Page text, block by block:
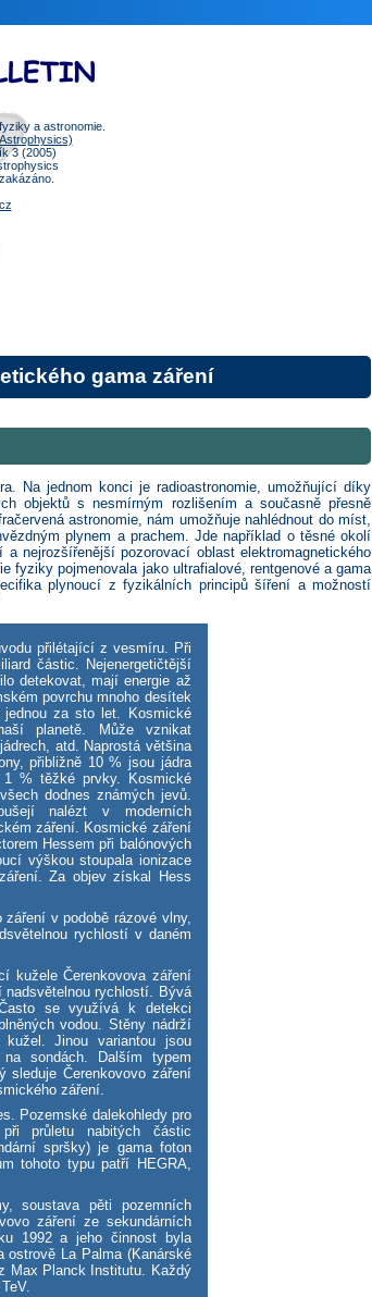
a astronomie.
3 (2005)
gama záření
Na jednom konci je radioastronomie, umožňující díky
objektů s nesmírným rozlišením a současně přesně
astronomie, nám umožňuje nahlédnout do míst,
plynem a prachem. Jde například o těsné okolí
nejrozšířenější pozorovací oblast elektromagnetického
fyziky pojmenovala jako ultrafialové, rentgenové a gama
plynoucí z fyzikálních principů šíření a možností
přilétající z vesmíru. Při
částic. Nejenergetičtější
detekovat, mají energie až
povrchu mnoho desítek
za sto let. Kosmické
planetě. Může vznikat
atd. Naprostá většina
přibližně 10 % jsou jádra
% těžké prvky. Kosmické
dodnes známých jevů.
nalézt v moderních
záření. Kosmické záření
Hessem při balónových
výškou stoupala ionizace
Za objev získal Hess
v podobě rázové vlny,
rychlostí v daném
kužele Čerenkovova záření
rychlostí. Bývá
se využívá k detekci
vodou. Stěny nádrží
Jinou variantou jsou
na sondách. Dalším typem
sleduje Čerenkovovo záření
záření.
Pozemské dalekohledy pro
průletu nabitých částic
spršky) je gama foton
tohoto typu patří HEGRA,
soustava pěti pozemních
záření ze sekundárních
1992 a jeho činnost byla
ostrově La Palma (Kanárské
Max Planck Institutu. Každý